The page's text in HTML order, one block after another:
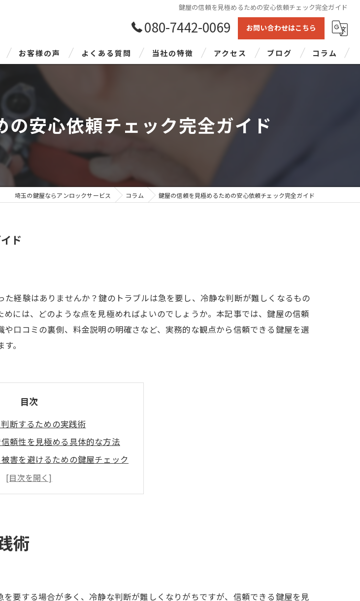
鍵屋の信頼を見極めるための安心依頼チェック完全ガイド
080-7442-0069 お問い合わせはこちら
お客様の声 よくある質問 当社の特徴
鍵開け
アクセス ブログ コラム
安心依頼チェック完全ガイド
埼玉の鍵屋ならアンロックサービス コラム 鍵屋の信頼を見極めるための安心依頼チェック完全ガイド
ド
経験はありませんか？鍵のトラブルは急を要し、冷静な判断が難しくなるもの
には、どのような点を見極めればよいのでしょうか。本記事では、鍵屋の信頼
口コミの裏側、料金説明の明確さなど、実務的な観点から信頼できる鍵屋を選
。
目次
断するための実践術
頼性を見極める具体的な方法
害を避けるための鍵屋チェック
できないサインとその対策法
を活用した鍵屋の評価ポイント
屋を見抜くための相談ポイント
術
要する場合が多く、冷静な判断が難しくなりがちですが、信頼できる鍵屋を見